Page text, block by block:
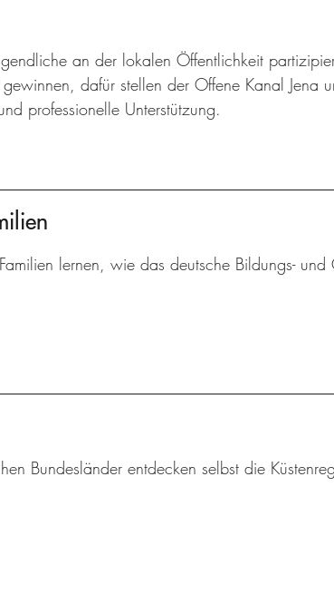
an der lokalen Öffentlichkeit
dafür stellen der Offene Kanal Jena
professionelle Unterstützung.
lernen, wie das deutsche Bildungs- und
Bundesländer entdecken selbst die